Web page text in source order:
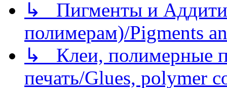
↳ Пигменты и
полимерам)/Pigments
↳ Клеи, полимерные
печать/Glues, polymer